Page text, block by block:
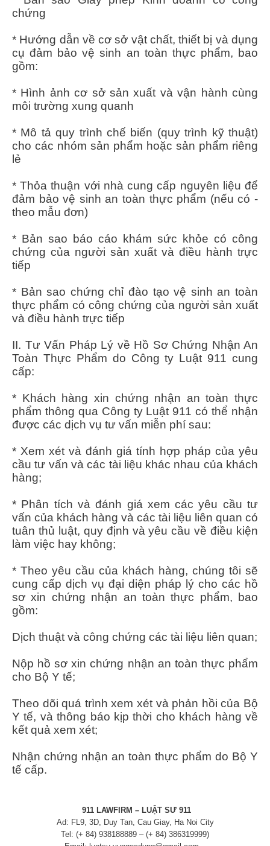
chứng
* Hướng dẫn về cơ sở vật chất, thiết bị và dụng
cụ đảm bảo vệ sinh an toàn thực phẩm, bao
gồm:
* Hình ảnh cơ sở sản xuất và vận hành cùng
môi trường xung quanh
* Mô tả quy trình chế biến (quy trình kỹ thuật)
cho các nhóm sản phẩm hoặc sản phẩm riêng
lẻ
* Thỏa thuận với nhà cung cấp nguyên liệu để
đảm bảo vệ sinh an toàn thực phẩm (nếu có -
theo mẫu đơn)
* Bản sao báo cáo khám sức khỏe có công
chứng của người sản xuất và điều hành trực
tiếp
* Bản sao chứng chỉ đào tạo vệ sinh an toàn
thực phẩm có công chứng của người sản xuất
và điều hành trực tiếp
II. Tư Vấn Pháp Lý về Hồ Sơ Chứng Nhận An
Toàn Thực Phẩm do Công ty Luật 911 cung
cấp:
* Khách hàng xin chứng nhận an toàn thực
phẩm thông qua Công ty Luật 911 có thể nhận
được các dịch vụ tư vấn miễn phí sau:
* Xem xét và đánh giá tính hợp pháp của yêu
cầu tư vấn và các tài liệu khác nhau của khách
hàng;
* Phân tích và đánh giá xem các yêu cầu tư
vấn của khách hàng và các tài liệu liên quan có
tuân thủ luật, quy định và yêu cầu về điều kiện
làm việc hay không;
* Theo yêu cầu của khách hàng, chúng tôi sẽ
cung cấp dịch vụ đại diện pháp lý cho các hồ
sơ xin chứng nhận an toàn thực phẩm, bao
gồm:
Dịch thuật và công chứng các tài liệu liên quan;
Nộp hồ sơ xin chứng nhận an toàn thực phẩm
cho Bộ Y tế;
Theo dõi quá trình xem xét và phản hồi của Bộ
Y tế, và thông báo kịp thời cho khách hàng về
kết quả xem xét;
Nhận chứng nhận an toàn thực phẩm do Bộ Y
tế cấp.
911 LAWFIRM – LUẬT SƯ 911
Ad: FL9, 3D, Duy Tan, Cau Giay, Ha Noi City
Tel: (+ 84) 938188889 – (+ 84) 386319999)